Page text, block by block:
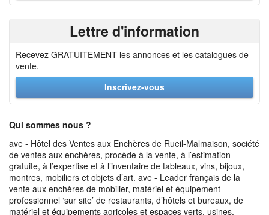
Lettre d'information
Recevez GRATUITEMENT les annonces et les catalogues de
vente.
Inscrivez-vous
Qui sommes nous ?
ave - Hôtel des Ventes aux Enchères de Rueil-Malmaison, société
de ventes aux enchères, procède à la vente, à l’estimation
gratuite, à l’expertise et à l’inventaire de tableaux, vins, bijoux,
montres, mobiliers et objets d’art. ave - Leader français de la
vente aux enchères de mobilier, matériel et équipement
professionnel ‘sur site’ de restaurants, d’hôtels et bureaux, de
matériel et équipements agricoles et espaces verts, usines,